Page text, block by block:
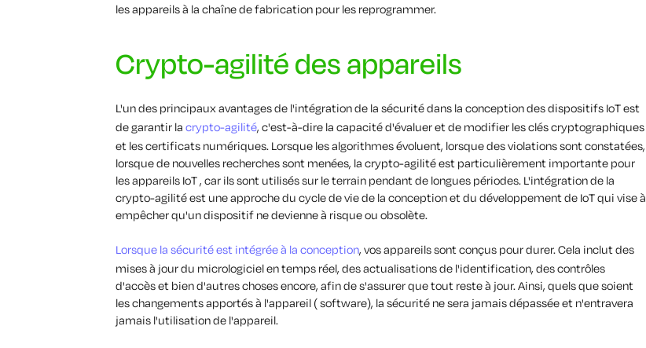
les appareils à la chaîne de fabrication pour les reprogrammer.
Crypto-agilité des appareils
L'un des principaux avantages de l'intégration de la sécurité dans la conception des dispositifs IoT est
de garantir la crypto-agilité, c'est-à-dire la capacité d'évaluer et de modifier les clés cryptographiques
et les certificats numériques. Lorsque les algorithmes évoluent, lorsque des violations sont constatées,
lorsque de nouvelles recherches sont menées, la crypto-agilité est particulièrement importante pour
les appareils IoT , car ils sont utilisés sur le terrain pendant de longues périodes. L'intégration de la
crypto-agilité est une approche du cycle de vie de la conception et du développement de IoT qui vise à
empêcher qu'un dispositif ne devienne à risque ou obsolète.
Lorsque la sécurité est intégrée à la conception, vos appareils sont conçus pour durer. Cela inclut des
mises à jour du micrologiciel en temps réel, des actualisations de l'identification, des contrôles
d'accès et bien d'autres choses encore, afin de s'assurer que tout reste à jour. Ainsi, quels que soient
les changements apportés à l'appareil ( software), la sécurité ne sera jamais dépassée et n'entravera
jamais l'utilisation de l'appareil.